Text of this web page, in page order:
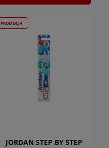
JORDAN STEP BY STEP
PROMOCJA